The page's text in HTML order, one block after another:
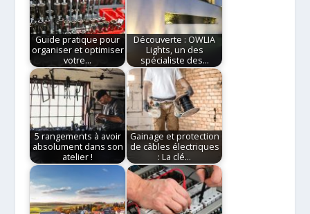
Guide pratique pour
organiser et optimiser
votre…
Découverte : OWLIA
Lights, un des
spécialiste des…
5 rangements à avoir
absolument dans son
atelier !
Gainage et protection
de câbles électriques
: La clé…